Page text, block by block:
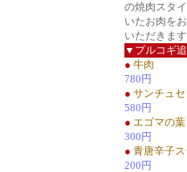
の焼肉スタ
いたお肉を
いただきま
▼プルコギ
● 牛肉
780円
● サンチュ
580円
● エゴマの葉
300円
● 青唐辛子
200円